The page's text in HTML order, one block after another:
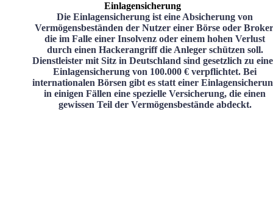
Einlagensicherung
Die Einlagensicherung ist eine Absicherung von
Vermögensbeständen der Nutzer einer Börse oder
die im Falle einer Insolvenz oder einem hohen Verlust
durch einen Hackerangriff die Anleger schützen soll.
Dienstleister mit Sitz in Deutschland sind gesetzlich zu
Einlagensicherung von 100.000 € verpflichtet. Bei
internationalen Börsen gibt es statt einer
in einigen Fällen eine spezielle Versicherung, die einen
gewissen Teil der Vermögensbestände abdeckt.